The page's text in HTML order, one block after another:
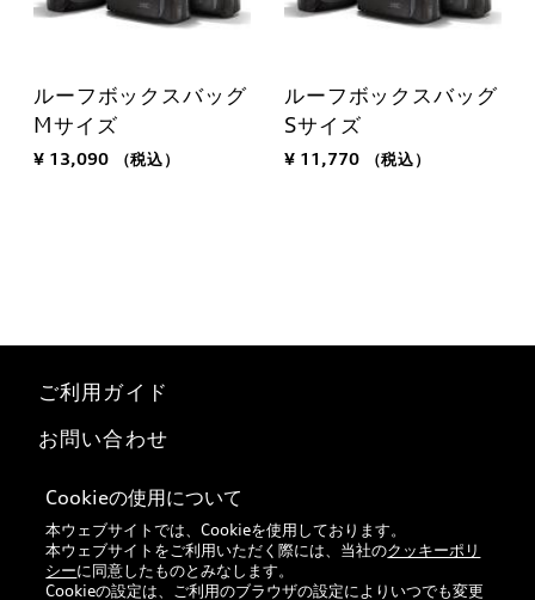
ルーフボックスバッグ
Mサイズ
¥ 13,090 （税込）
ルーフボックスバッグ
Sサイズ
¥ 11,770 （税込）
ご利用ガイド
お問い合わせ
マイページ
特定商取引法に基づく表記
Audi正規ディーラー検索
Cookieの使用について
本ウェブサイトでは、Cookieを使用しております。
本ウェブサイトをご利用いただく際には、当社のクッキーポリ
シーに同意したものとみなします。
Cookieの設定は、ご利用のブラウザの設定によりいつでも変更